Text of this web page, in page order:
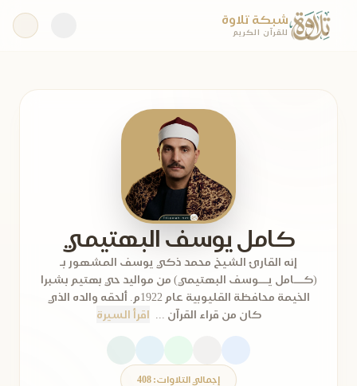
شبكة تلاوة
للقرآن الكريم
كامل يوسف البهتيمي
إنه القارئ الشيخ محمد ذكي يوسف المشهور بـ
(كـــامل يـــوسف البهتيمي) من مواليد حي بهتيم بشبرا
الخيمة محافظة القليوبية عام 1922م. ألحقه والده الذي
كان من قراء القرآن ...
اقرأ السيرة
إجمالي التلاوات: 408